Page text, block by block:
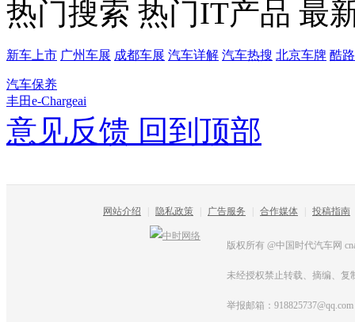
热门搜索 热门IT产品 最
新车上市 广州车展 成都车展 汽车详解 汽车热搜 北京车牌 酷
汽车保养
丰田e-Chargeai
意见反馈 回到顶部
网站介绍 隐私政策 广告服务 合作媒体 投稿指南
版权所有 @中国时代汽车网
未经授权禁止转载、摘编、复
举报邮箱：918825737@qq.com